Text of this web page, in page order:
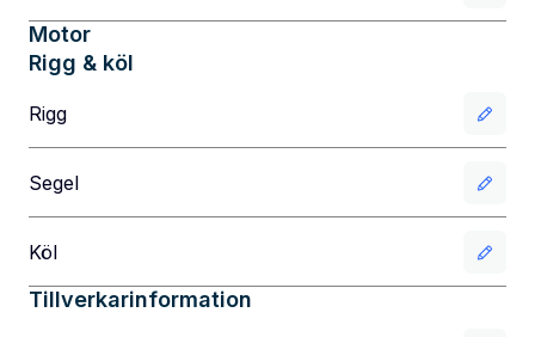
Motor
Rigg & köl
Rigg
Segel
Köl
Tillverkarinformation